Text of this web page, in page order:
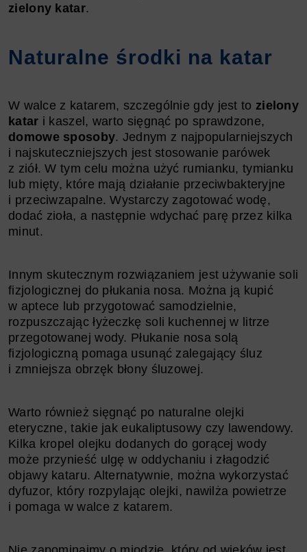
zielony katar.
Naturalne środki na katar
W walce z katarem, szczególnie gdy jest to zielony
katar i kaszel, warto sięgnąć po sprawdzone,
domowe sposoby. Jednym z najpopularniejszych
i najskuteczniejszych jest stosowanie parówek
z ziół. W tym celu można użyć rumianku, tymianku
lub mięty, które mają działanie przeciwbakteryjne
i przeciwzapalne. Wystarczy zagotować wodę,
dodać zioła, a następnie wdychać parę przez kilka
minut.
Innym skutecznym rozwiązaniem jest używanie soli
fizjologicznej do płukania nosa. Można ją kupić
w aptece lub przygotować samodzielnie,
rozpuszczając łyżeczkę soli kuchennej w litrze
przegotowanej wody. Płukanie nosa solą
fizjologiczną pomaga usunąć zalegający śluz
i zmniejsza obrzęk błony śluzowej.
Warto również sięgnąć po naturalne olejki
eteryczne, takie jak eukaliptusowy czy lawendowy.
Kilka kropel olejku dodanych do gorącej wody
może przynieść ulgę w oddychaniu i złagodzić
objawy kataru. Alternatywnie, można wykorzystać
dyfuzor, który rozpylając olejki, nawilża powietrze
i pomaga w walce z katarem.